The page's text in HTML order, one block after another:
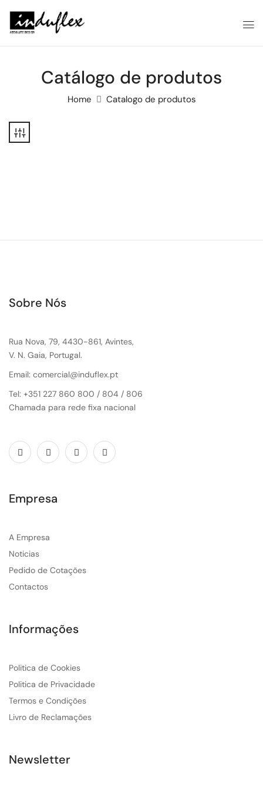
Catálogo de produtos
Home Catalogo de produtos
Sobre Nós
Rua Nova, 79, 4430-861, Avintes,
V. N. Gaia, Portugal.
Email: comercial@induflex.pt
Tel: +351 227 860 800 / 804 / 806
Chamada para rede fixa nacional
Empresa
A Empresa
Noticias
Pedido de Cotações
Contactos
Informações
Politica de Cookies
Politica de Privacidade
Termos e Condições
Livro de Reclamações
Newsletter